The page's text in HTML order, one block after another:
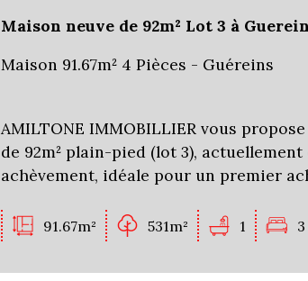
Maison neuve de 92m² Lot 3 à
Maison 91.67m² 4 Pièces - Guéreins
AMILTONE IMMOBILLIER vous
de 92m² plain-pied (lot 3),
achèvement, idéale pour un premier
91.67m² 531m² 1 3